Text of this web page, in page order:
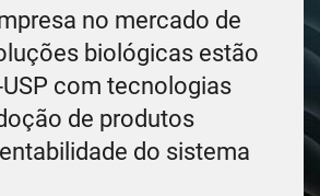
no mercado de
biológicas estão
com tecnologias
de produtos
do sistema